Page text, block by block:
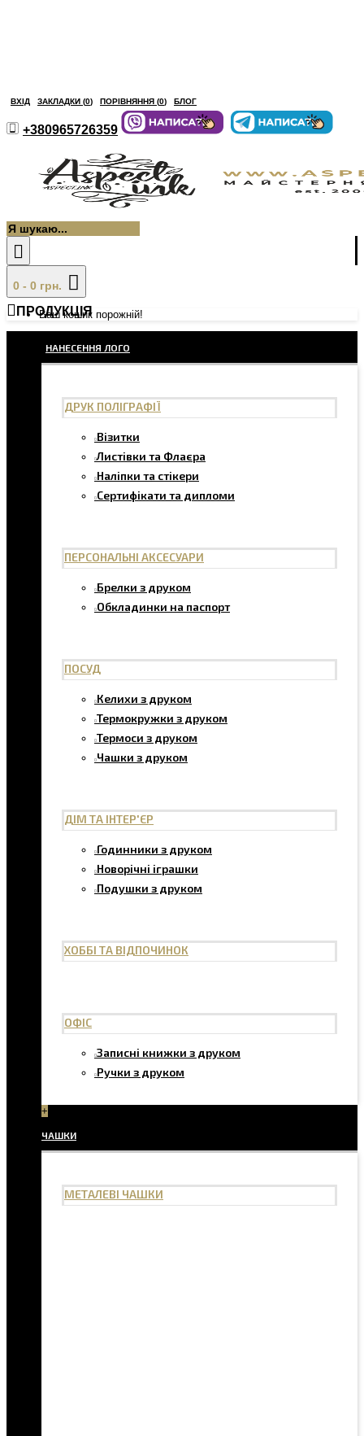
ВХІД ЗАКЛАДКИ (0) ПОРІВНЯННЯ (0) БЛОГ
+380965726359
0 - 0 грн.
Ваш кошик порожній!
ПРОДУКЦІЯ
НАНЕСЕННЯ ЛОГО
ДРУК ПОЛІГРАФІЇ
Візитки
Листівки та Флаєра
Наліпки та стікери
Сертифікати та дипломи
ПЕРСОНАЛЬНІ АКСЕСУАРИ
Брелки з друком
Обкладинки на паспорт
ПОСУД
Келихи з друком
Термокружки з друком
Термоси з друком
Чашки з друком
ДІМ ТА ІНТЕР'ЄР
Годинники з друком
Новорічні іграшки
Подушки з друком
ХОББІ ТА ВІДПОЧИНОК
ОФІС
Записні книжки з друком
Ручки з друком
+
ЧАШКИ
МЕТАЛЕВІ ЧАШКИ